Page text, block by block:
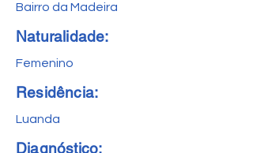
Bairro da Madeira
Naturalidade:
Femenino
Residência:
Luanda
Diagnóstico: